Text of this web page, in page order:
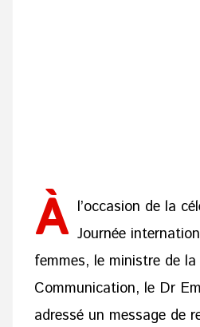
À l’occasion de la
Journée
femmes, le ministre de
Communication, le Dr
adressé un message de